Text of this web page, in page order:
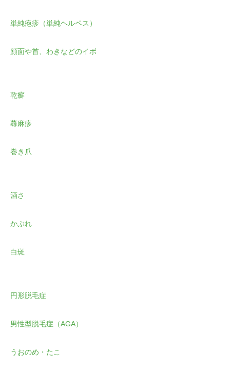
単純疱疹（単純ヘルペス）
顔面や首、わきなどのイボ
乾癬
蕁麻疹
巻き爪
酒さ
かぶれ
白斑
円形脱毛症
男性型脱毛症（AGA）
うおのめ・たこ